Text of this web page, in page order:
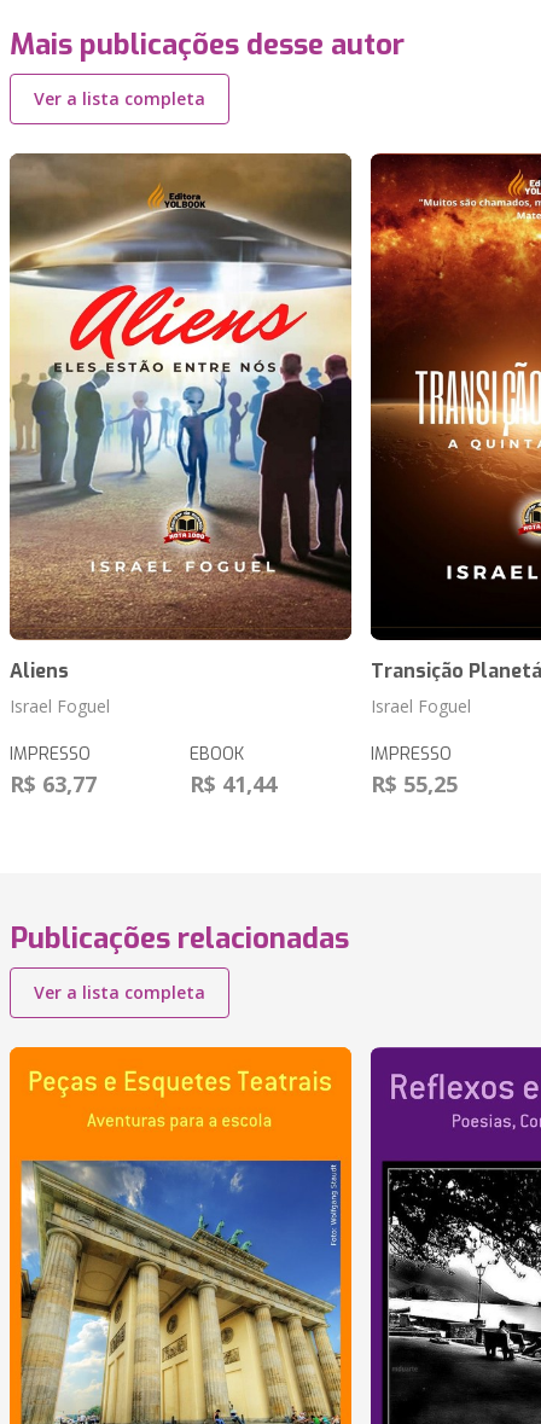
Mais publicações desse autor
Ver a lista completa
Aliens
Israel Foguel
IMPRESSO
R$ 63,77
EBOOK
R$ 41,44
Transição
Israel Foguel
IMPRESSO
R$ 55,25
Publicações relacionadas
Ver a lista completa